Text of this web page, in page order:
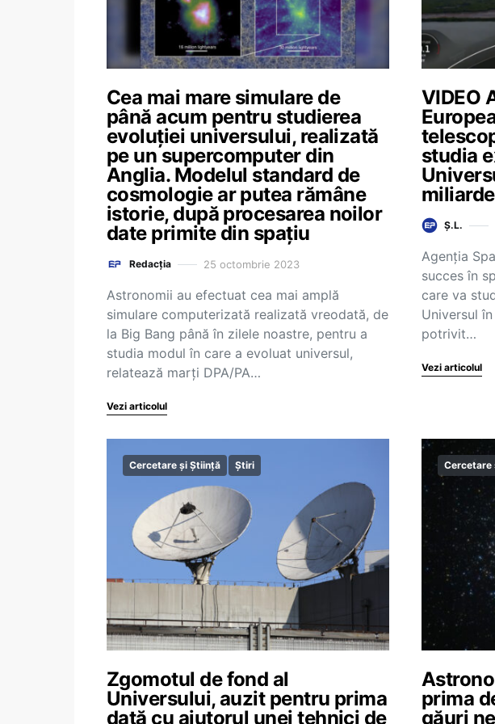
Cea mai mare simulare de
până acum pentru studierea
evoluției universului, realizată
pe un supercomputer din
Anglia. Modelul standard de
cosmologie ar putea rămâne
istorie, după procesarea noilor
date primite din spațiu
Redacția 25 octombrie 2023
Astronomii au efectuat cea mai amplă
simulare computerizată realizată vreodată, de
la Big Bang până în zilele noastre, pentru a
studia modul în care a evoluat universul,
relatează marţi DPA/PA…
Vezi articolul
VIDEO
studia
Ș.L.
Agenția
succes în
care va
Universul
potrivit…
Vezi articolul
Cercetare și Știință Știri
Zgomotul de fond al
Universului, auzit pentru prima
dată cu ajutorul unei tehnici de
Cercetare
prima
găuri